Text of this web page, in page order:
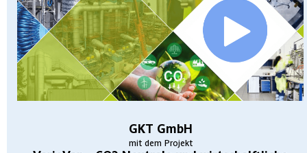
GKT GmbH
mit dem Projekt